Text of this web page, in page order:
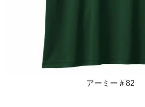
アーミー＃82